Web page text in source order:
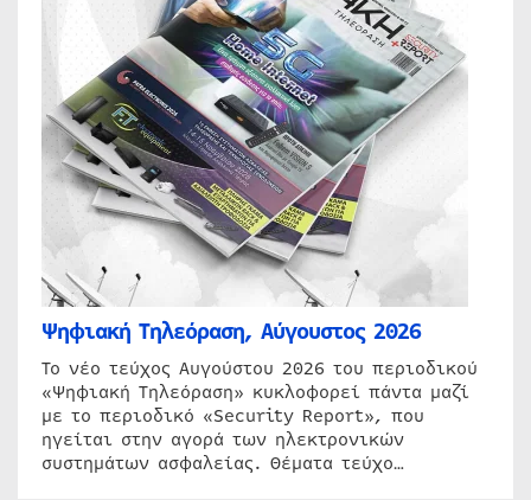
Ψηφιακή Τηλεόραση, Αύγουστος 2026
Το νέο τεύχος Αυγούστου 2026 του περιοδικού
«Ψηφιακή Τηλεόραση» κυκλοφορεί πάντα μαζί
με το περιοδικό «Security Report», που
ηγείται στην αγορά των ηλεκτρονικών
συστημάτων ασφαλείας. Θέματα τεύχο…